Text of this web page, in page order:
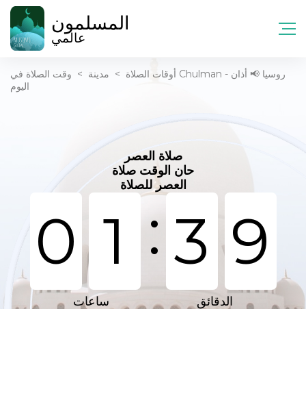
المسلمون
عالمي
أوقات الصلاة > مدينة > وقت الصلاة في Chulman - روسيا 📢 أذان
اليوم
صلاة العصر
حان الوقت صلاة
العصر للصلاة
0 1 : 3 9
ساعات الدقائق